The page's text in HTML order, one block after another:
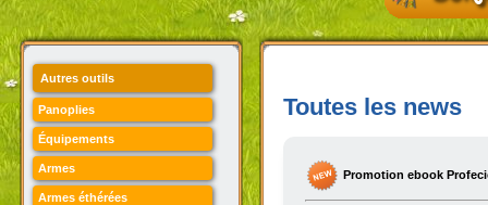
Autres outils
Panoplies
Équipements
Armes
Armes éthérées
Toutes les news
Promotion ebook